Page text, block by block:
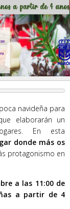
navideña para
elaborarán un
En esta
donde más os
protagonismo en
a las 11:00 de
a partir de 4